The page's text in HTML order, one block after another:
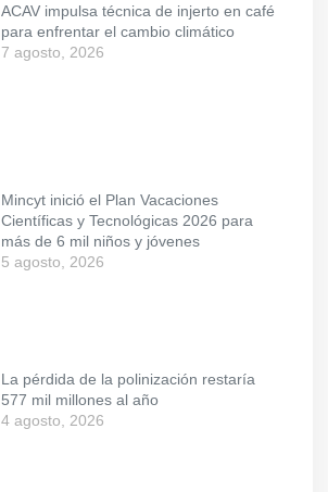
ACAV impulsa técnica de injerto en café
para enfrentar el cambio climático
7 agosto, 2026
Mincyt inició el Plan Vacaciones
Científicas y Tecnológicas 2026 para
más de 6 mil niños y jóvenes
5 agosto, 2026
La pérdida de la polinización restaría
577 mil millones al año
4 agosto, 2026